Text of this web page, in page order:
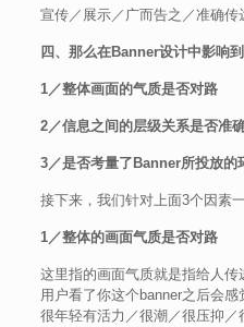
宣传／展示／广而告之／准确传
四、那么在Banner设计中影响
1／整体画面的气质是否对路
2／信息之间的层级关系是否准
3／是否考量了Banner所投放的
接下来，我们针对上面3个因素
1／整体的画面气质是否对路
这里指的画面气质就是指给人
用户看了你这个banner之后会
很年轻有活力／很潮／很压抑／